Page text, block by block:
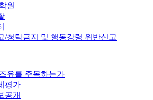
원
/청탁금지 및 행동강령 위반신고
유를 주목하는가
평가
공개